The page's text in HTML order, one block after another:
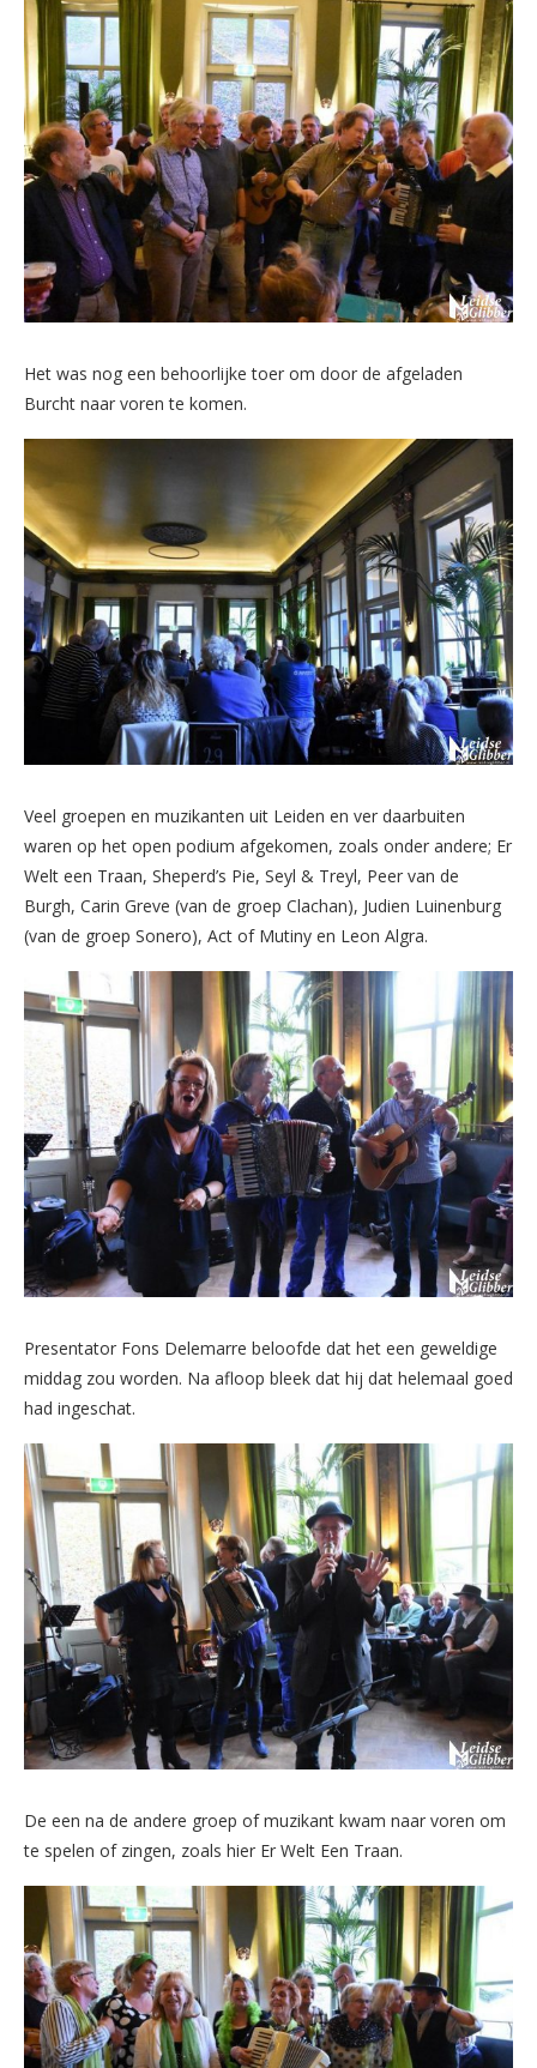
Het was nog een behoorlijke toer om door de afgeladen
Burcht naar voren te komen.
Veel groepen en muzikanten uit Leiden en ver daarbuiten
waren op het open podium afgekomen, zoals onder andere; Er
Welt een Traan, Sheperd’s Pie, Seyl & Treyl, Peer van de
Burgh, Carin Greve (van de groep Clachan), Judien Luinenburg
(van de groep Sonero), Act of Mutiny en Leon Algra.
Presentator Fons Delemarre beloofde dat het een geweldige
middag zou worden. Na afloop bleek dat hij dat helemaal goed
had ingeschat.
De een na de andere groep of muzikant kwam naar voren om
te spelen of zingen, zoals hier Er Welt Een Traan.